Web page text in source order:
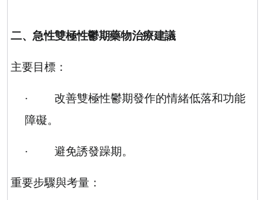
二、急性雙極性鬱期藥物治療建議
主要目標：
·
改善雙極性鬱期發作的情緒低落和功能
障礙。
· 避免誘發躁期。
重要步驟與考量：